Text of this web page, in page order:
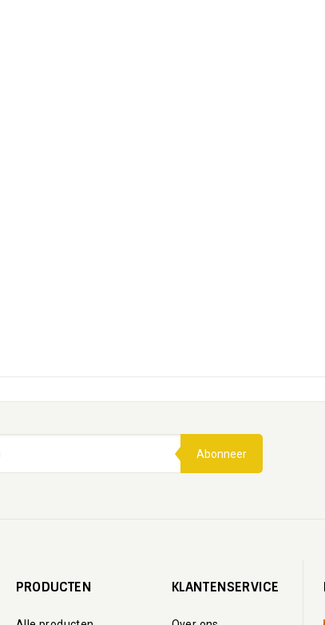
Abonneer
PRODUCTEN KLANTENSERVICE